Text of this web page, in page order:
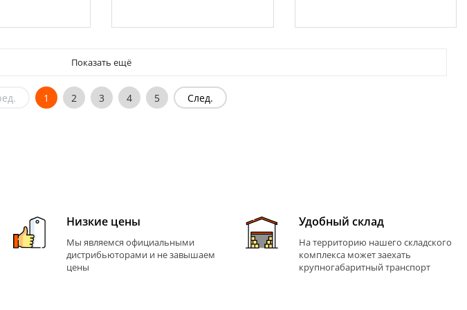
Показать ещё
1 2 3 4 5 След.
Низкие цены
Мы являемся официальными
дистрибьюторами и не завышаем
цены
Удобный склад
На территорию нашего складского
комплекса может заехать
крупногабаритный транспорт